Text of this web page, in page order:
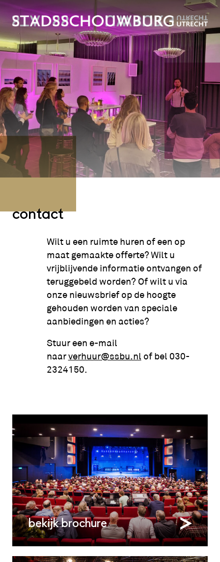
contact
Wilt u een ruimte huren of een op
maat gemaakte offerte? Wilt u
vrijblijvende informatie ontvangen of
teruggebeld worden? Of wilt u via
onze nieuwsbrief op de hoogte
gehouden worden van speciale
aanbiedingen en acties?
Stuur een e-mail
naarverhuur@ssbu.nl of bel 030-
2324150.
bekijk brochure